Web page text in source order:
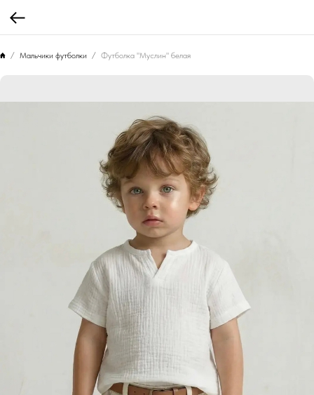
Мальчики футболки Футболка "Муслин" белая